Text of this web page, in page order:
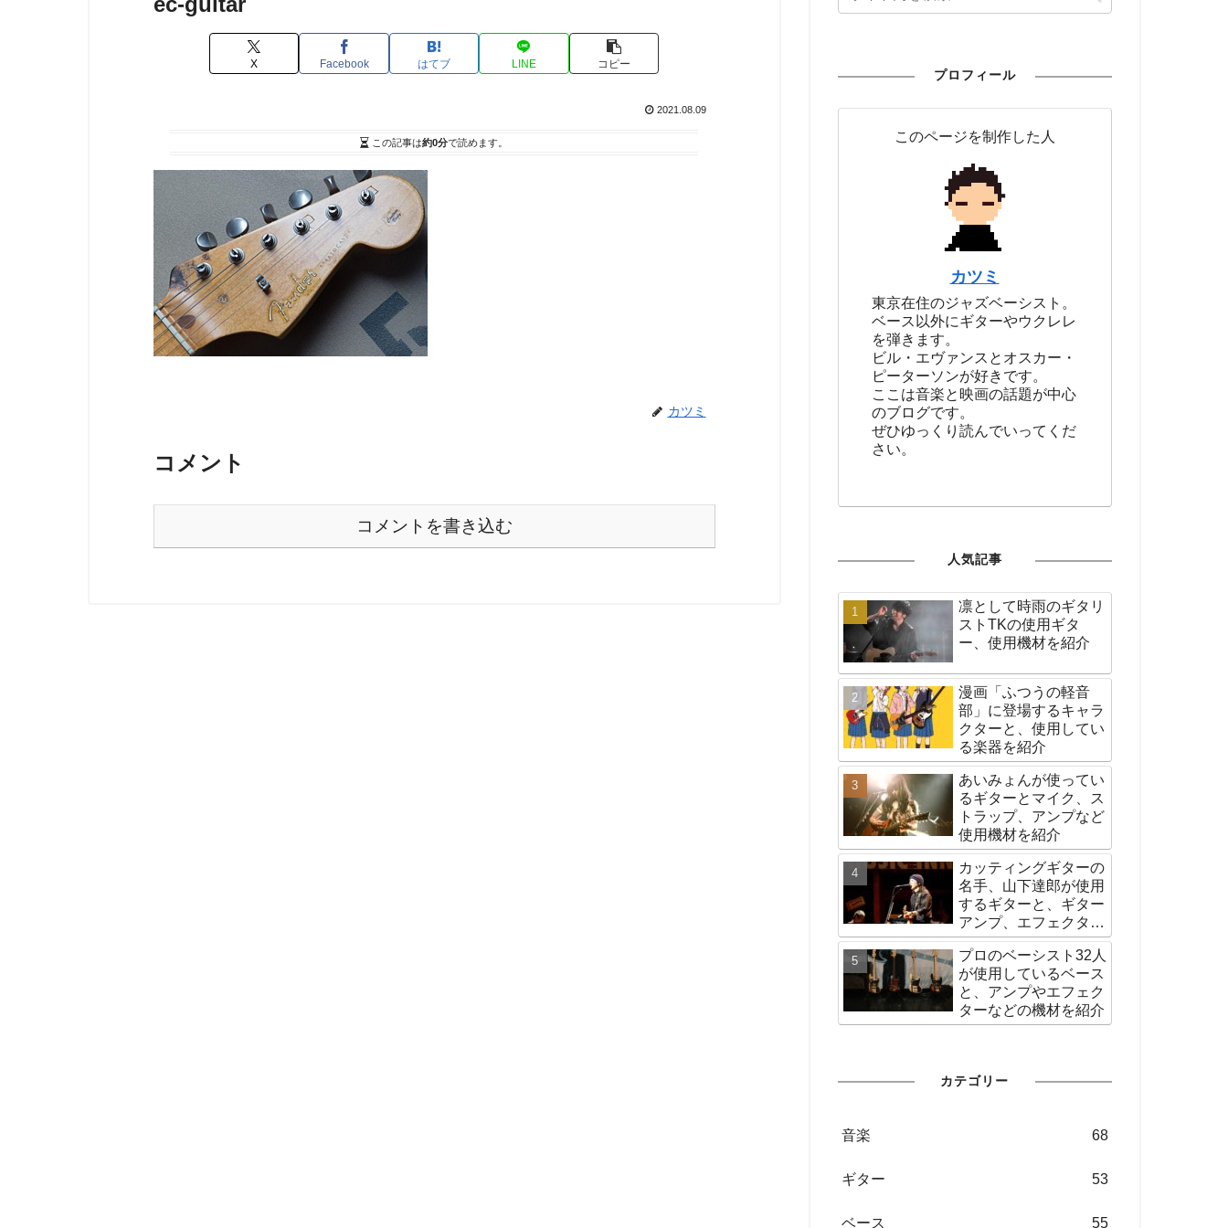
X Facebook はてブ LINE コピー
2021.08.09
この記事は約0分で読めます。
カツミ
コメント
コメントを書き込む
プロフィール
このページを制作した人
カツミ
東京在住のジャズベーシスト。
ベース以外にギターやウクレレ
を弾きます。
ビル・エヴァンスとオスカー・
ピーターソンが好きです。
ここは音楽と映画の話題が中心
のブログです。
ぜひゆっくり読んでいってくだ
さい。
人気記事
凛として時雨のギタリ
ストTKの使用ギタ
ー、使用機材を紹介
漫画「ふつうの軽音
部」に登場するキャラ
クターと、使用してい
る楽器を紹介
あいみょんが使ってい
るギターとマイク、ス
トラップ、アンプなど
使用機材を紹介
カッティングギターの
名手、山下達郎が使用
するギターと、ギター
アンプ、エフェクター
など機材の紹介
プロのベーシスト32人
が使用しているベース
と、アンプやエフェク
ターなどの機材を紹介
カテゴリー
音楽 68
ギター 53
ベース 55